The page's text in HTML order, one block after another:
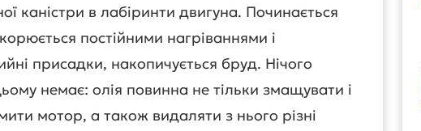
каністри в лабіринти двигуна. Починається
постійними нагріваннями і
присадки, накопичується бруд. Нічого
немає: олія повинна не тільки змащувати і
мотор, а також видаляти з нього різні